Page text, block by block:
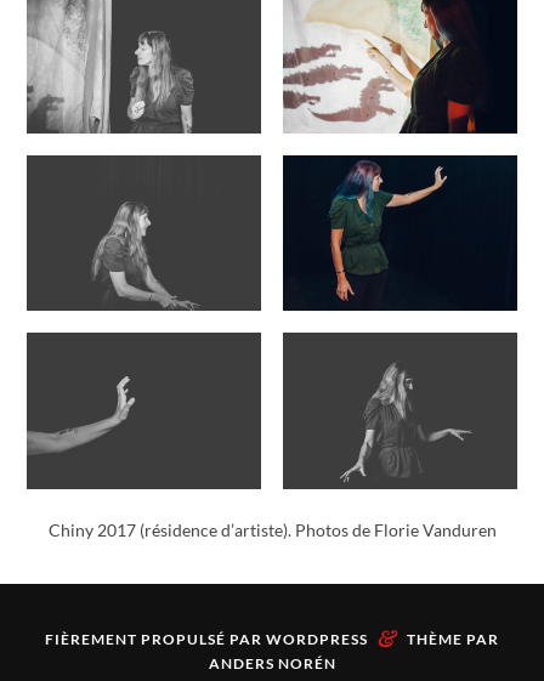
Chiny 2017 (résidence d’artiste). Photos de Florie Vanduren
FIÈREMENT PROPULSÉ PAR WORDPRESS & THÈME PAR
ANDERS NORÉN